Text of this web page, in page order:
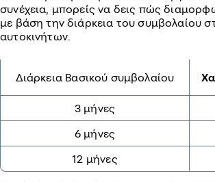
συνέχεια, μπορείς να δεις πώς
με βάση την διάρκεια του συμβολαίου
αυτοκινήτων.
Διάρκεια Βασικού συμβολαίου
3 μήνες
6 μήνες
12 μήνες